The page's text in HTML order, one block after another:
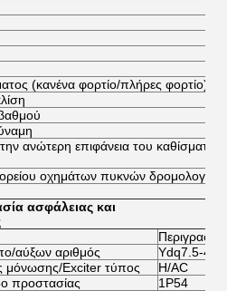
(κανένα φορτίο/πλήρες φορτίο)
ανώτερη επιφάνεια του καθίσματος
οχημάτων πυκνών δρομολογίων
ασφάλειας και
Περιγραφή
αύξων αριθμός
Ydq7.5-4-
μόνωσης/Exciter τύπος
H/AC
προστασίας
1P54